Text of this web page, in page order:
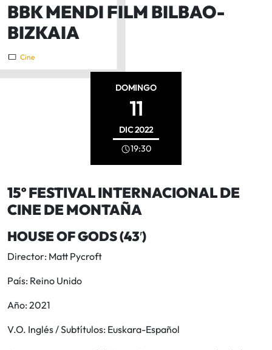
BBK MENDI FILM BILBAO-
BIZKAIA
Cine
DOMINGO
11
DIC2022
19:30
15º FESTIVAL INTERNACIONAL DE
CINE DE MONTAÑA
HOUSE OF GODS (43′)
Director: Matt Pycroft
País: Reino Unido
Año: 2021
V.O. Inglés / Subtítulos: Euskara-Español